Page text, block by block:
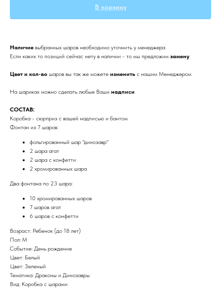
В корзину
Наличие выбранных шаров необходимо уточнить у менеджера
Если каких то позиций сейчас нету в наличии - то мы предложим замену
Цвет и кол-во шаров вы так же можете изменить с нашим Менеджером
На шариках можно сделать любые Ваши надписи
СОСТАВ:
Коробка - сюрприз с вашей надписью и бантом
Фонтан из 7 шаров:
фольгированный шар "динозавр"
2 шара агат
2 шара с конфетти
2 хромированных шара
Два фонтана по 23 шара:
10 хромированных шаров
7 шаров агат
6 шаров с конфетти
Возраст: Ребенок (до 18 лет)
Пол: М
Событие: День рождение
Цвет: Белый
Цвет: Зеленый
Тематика: Драконы и Динозавры
Вид: Коробка с шарами